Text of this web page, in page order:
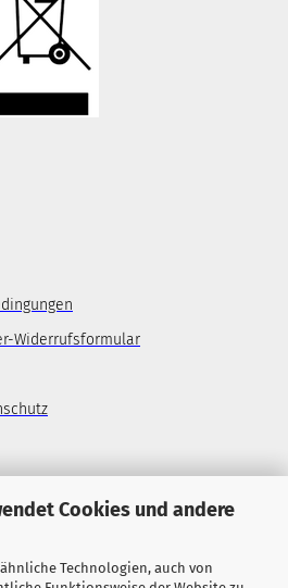
Cookies und andere
Technologien, auch von
Widerrufsformular